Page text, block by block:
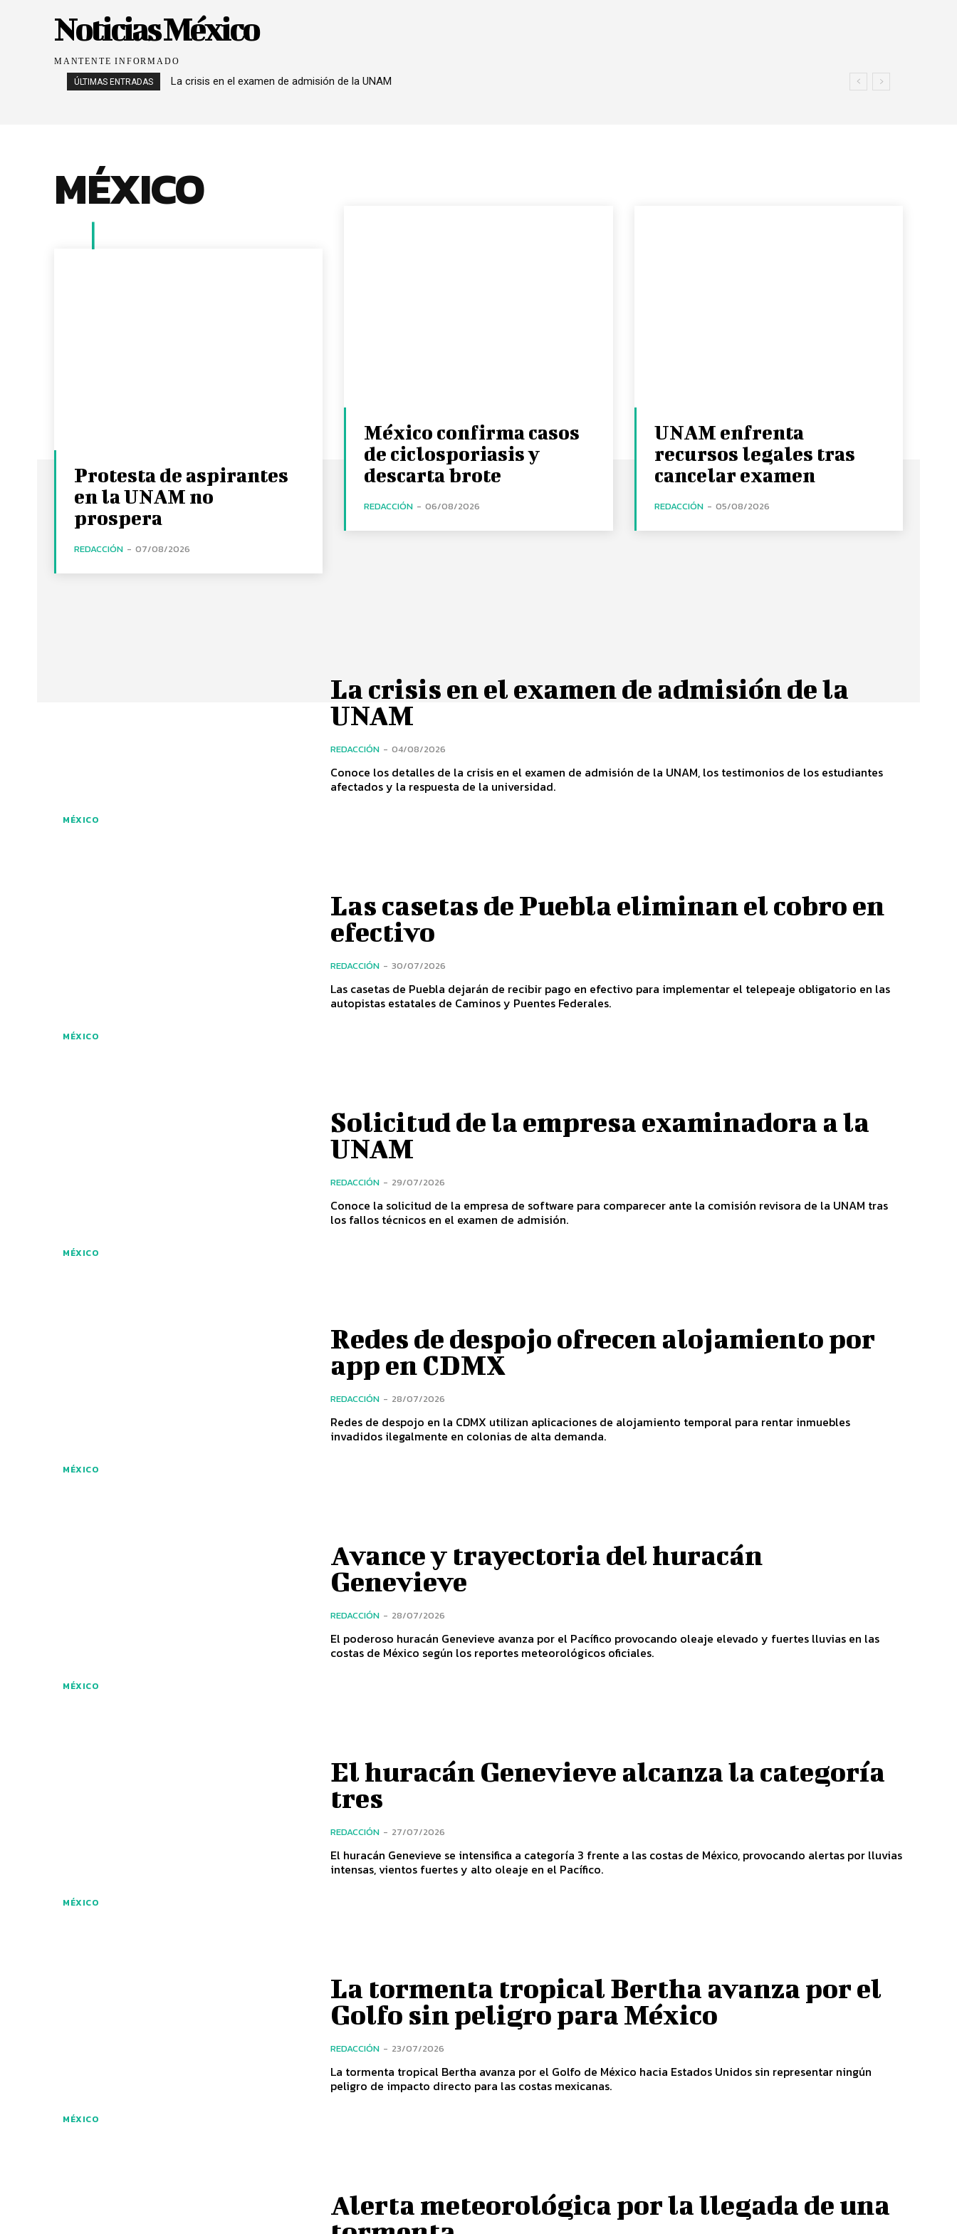
Noticias México
MANTENTE INFORMADO
ÚLTIMAS ENTRADAS La crisis en el examen de admisión de la UNAM
MÉXICO
Protesta de aspirantes
en la UNAM no
prospera
REDACCIÓN - 07/08/2026
México confirma casos
de ciclosporiasis y
descarta brote
REDACCIÓN - 06/08/2026
UNAM enfrenta
recursos legales tras
cancelar examen
REDACCIÓN - 05/08/2026
MÉXICO
La crisis en el examen de admisión de la
UNAM
REDACCIÓN - 04/08/2026
Conoce los detalles de la crisis en el examen de admisión de la UNAM, los testimonios de los estudiantes
afectados y la respuesta de la universidad.
MÉXICO
Las casetas de Puebla eliminan el cobro en
efectivo
REDACCIÓN - 30/07/2026
Las casetas de Puebla dejarán de recibir pago en efectivo para implementar el telepeaje obligatorio en las
autopistas estatales de Caminos y Puentes Federales.
MÉXICO
Solicitud de la empresa examinadora a la
UNAM
REDACCIÓN - 29/07/2026
Conoce la solicitud de la empresa de software para comparecer ante la comisión revisora de la UNAM tras
los fallos técnicos en el examen de admisión.
MÉXICO
Redes de despojo ofrecen alojamiento por
app en CDMX
REDACCIÓN - 28/07/2026
Redes de despojo en la CDMX utilizan aplicaciones de alojamiento temporal para rentar inmuebles
invadidos ilegalmente en colonias de alta demanda.
MÉXICO
Avance y trayectoria del huracán
Genevieve
REDACCIÓN - 28/07/2026
El poderoso huracán Genevieve avanza por el Pacífico provocando oleaje elevado y fuertes lluvias en las
costas de México según los reportes meteorológicos oficiales.
MÉXICO
El huracán Genevieve alcanza la categoría
tres
REDACCIÓN - 27/07/2026
El huracán Genevieve se intensifica a categoría 3 frente a las costas de México, provocando alertas por lluvias
intensas, vientos fuertes y alto oleaje en el Pacífico.
MÉXICO
La tormenta tropical Bertha avanza por el
Golfo sin peligro para México
REDACCIÓN - 23/07/2026
La tormenta tropical Bertha avanza por el Golfo de México hacia Estados Unidos sin representar ningún
peligro de impacto directo para las costas mexicanas.
Alerta meteorológica por la llegada de una